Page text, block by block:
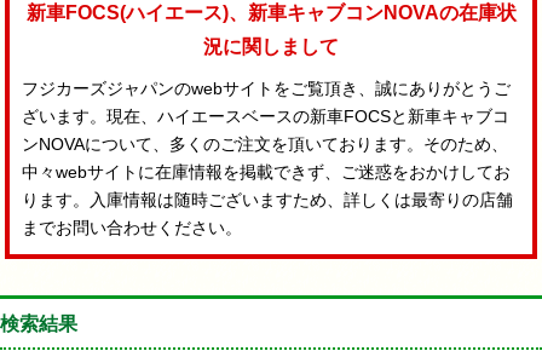
新車FOCS(ハイエース)、新車キャブコンNOVAの在庫状
況に関しまして
フジカーズジャパンのwebサイトをご覧頂き、誠にありがとうご
ざいます。現在、ハイエースベースの新車FOCSと新車キャブコ
ンNOVAについて、多くのご注文を頂いております。そのため、
中々webサイトに在庫情報を掲載できず、ご迷惑をおかけしてお
ります。入庫情報は随時ございますため、詳しくは最寄りの店舗
までお問い合わせください。
検索結果